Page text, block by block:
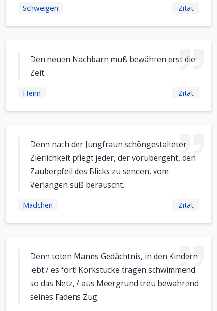
Schweigen Zitat
Den neuen Nachbarn muß bewähren erst die
Zeit.
Heim Zitat
Denn nach der Jungfraun schöngestalteter
Zierlichkeit pflegt jeder, der vorübergeht, den
Zauberpfeil des Blicks zu senden, vom
Verlangen süß berauscht.
Mädchen Zitat
Denn toten Manns Gedächtnis, in den Kindern
lebt / es fort! Korkstücke tragen schwimmend
so das Netz, / aus Meergrund treu bewahrend
seines Fadens Zug.